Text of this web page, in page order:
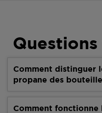
Comment distinguer
propane des
Comment fonctionne